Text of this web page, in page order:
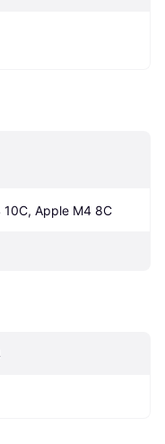
10C, Apple M4 8C